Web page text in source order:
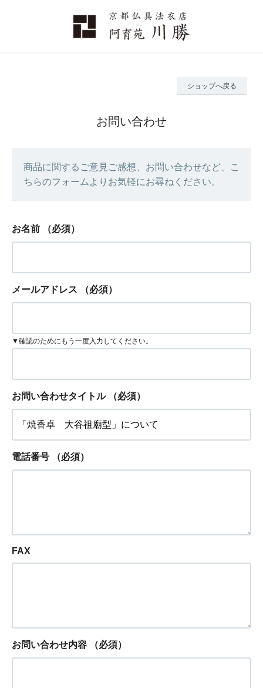
ショップへ戻る
お問い合わせ
商品に関するご意見ご感想、お問い合わせなど、こ
ちらのフォームよりお気軽にお尋ねください。
お名前 （必須）
メールアドレス （必須）
▼確認のためにもう一度入力してください。
お問い合わせタイトル （必須）
電話番号 （必須）
FAX
お問い合わせ内容 （必須）